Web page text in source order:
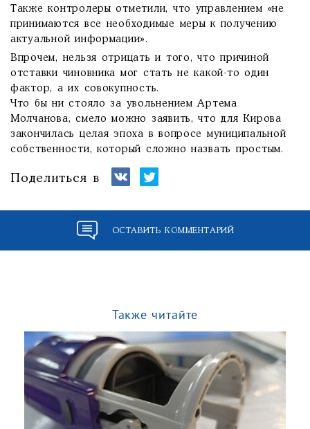
Также контролеры отметили, что управлением «не
принимаются все необходимые меры к получению
актуальной информации».
Впрочем, нельзя отрицать и того, что причиной
отставки чиновника мог стать не какой-то один
фактор, а их совокупность.
Что бы ни стояло за увольнением Артема
Молчанова, смело можно заявить, что для Кирова
закончилась целая эпоха в вопросе муниципальной
собственности, который сложно назвать простым.
Поделиться в
ОСТАВИТЬ КОММЕНТАРИЙ
Также читайте